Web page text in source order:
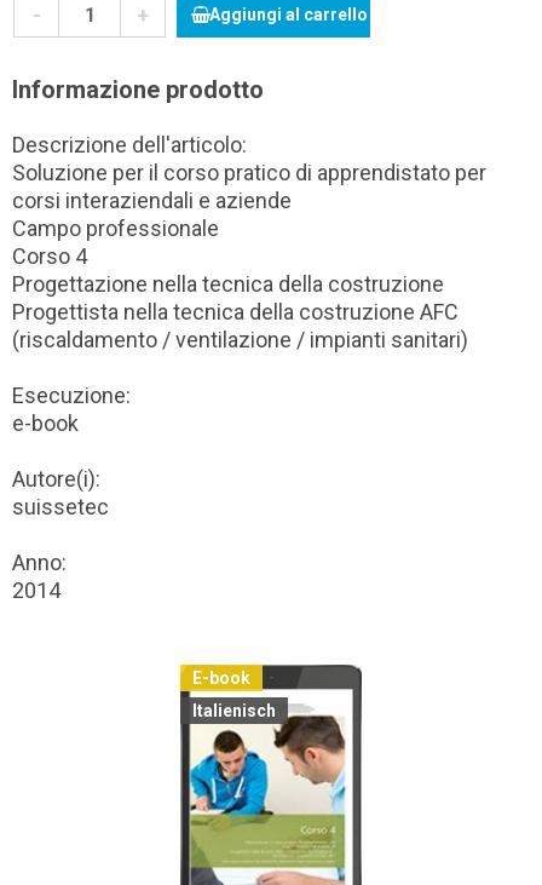
- + Aggiungi al carrello
Informazione prodotto
Descrizione dell'articolo:
Soluzione per il corso pratico di apprendistato per
corsi interaziendali e aziende
Campo professionale
Corso 4
Progettazione nella tecnica della costruzione
Progettista nella tecnica della costruzione AFC
(riscaldamento / ventilazione / impianti sanitari)
Esecuzione:
e-book
Autore(i):
suissetec
Anno:
2014
E-book
Italienisch